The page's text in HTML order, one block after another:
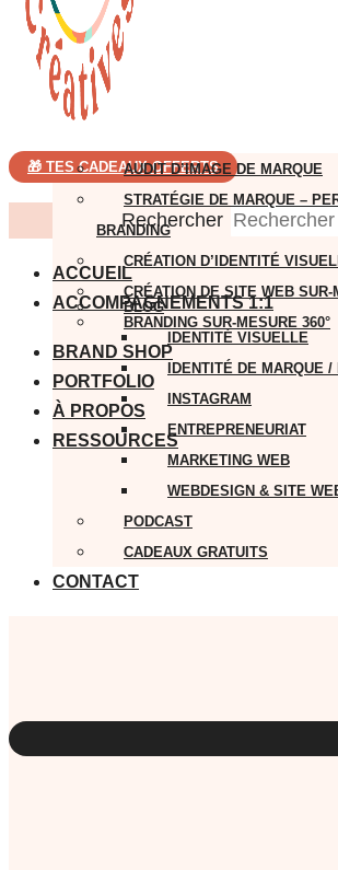
🎁 TES CADEAUX OFFERTS
Rechercher
ACCUEIL
ACCOMPAGNEMENTS 1:1
AUDIT D’IMAGE DE MARQUE
STRATÉGIE DE MARQUE –
BRANDING
CRÉATION D’IDENTITÉ
CRÉATION DE SITE WEB SUR-
BRANDING SUR-MESURE 360°
BRAND SHOP
PORTFOLIO
À PROPOS
RESSOURCES
BLOG
IDENTITÉ VISUELLE
IDENTITÉ DE MARQUE /
INSTAGRAM
ENTREPRENEURIAT
MARKETING WEB
WEBDESIGN & SITE
PODCAST
CADEAUX GRATUITS
CONTACT